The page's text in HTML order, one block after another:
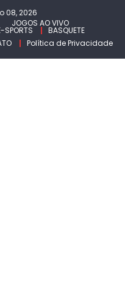
08, 2026
JOGOS AO VIVO
SPORTS
BASQUETE
Política de Privacidade